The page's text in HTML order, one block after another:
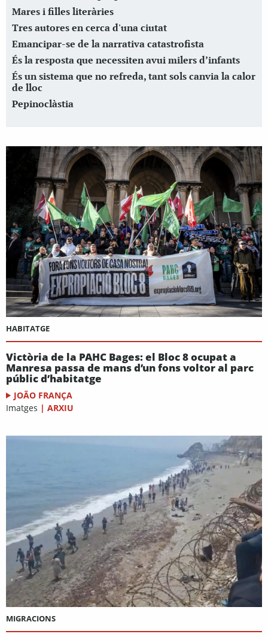
Mares i filles literàries
Tres autores en cerca d'una ciutat
Emancipar-se de la narrativa catastrofista
És la resposta que necessiten avui milers d’infants
És un sistema que no refreda, tant sols canvia la calor
de lloc
Pepinoclàstia
HABITATGE
Victòria de la PAHC Bages: el Bloc 8 ocupat a
Manresa passa de mans d’un fons voltor al parc
públic d’habitatge
JOÃO FRANÇA
Imatges | ARXIU
MIGRACIONS